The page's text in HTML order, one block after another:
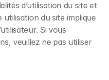
d’utilisation du site et
utilisation du site implique
Si vous
veuillez ne pas utiliser